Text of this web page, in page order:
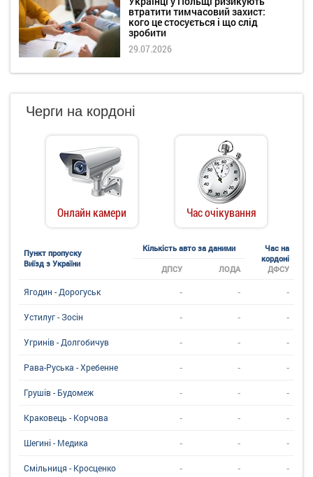
втратити тимчасовий захист:
кого це стосується і що слід
зробити
29.07.2026
Черги на кордоні
Онлайн камери Час очікування
Пункт пропуску
Виїзд з України
Кількість авто за даними
Час на
кордоні
ДФСУ
ДПСУ ЛОДА
Ягодин - Дорогуськ - - -
Устилуг - Зосін - - -
Угринiв - Долгобичув - - -
Рава-Руська - Хребенне - - -
Грушів - Будомеж - - -
Краковець - Корчова - - -
Шегині - Медика - - -
Смільниця - Кросценко - - -